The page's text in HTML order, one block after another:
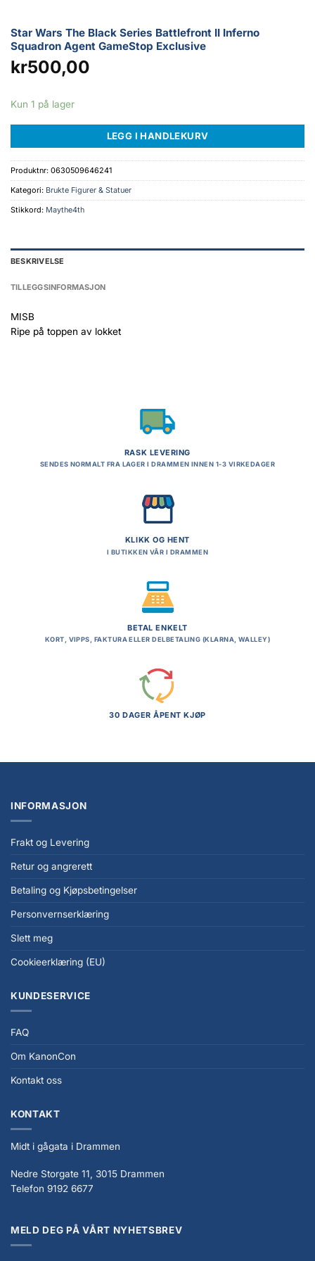
Star Wars The Black Series Battlefront II Inferno
Squadron Agent GameStop Exclusive
kr500,00
Kun 1 på lager
LEGG I HANDLEKURV
Produktnr: 0630509646241
Kategori: Brukte Figurer & Statuer
Stikkord: Maythe4th
BESKRIVELSE
TILLEGGSINFORMASJON
MISB
Ripe på toppen av lokket
RASK LEVERING
SENDES NORMALT FRA LAGER I DRAMMEN INNEN 1-3 VIRKEDAGER
KLIKK OG HENT
I BUTIKKEN VÅR I DRAMMEN
BETAL ENKELT
KORT, VIPPS, FAKTURA ELLER DELBETALING (KLARNA, WALLEY)
30 DAGER ÅPENT KJØP
INFORMASJON
Frakt og Levering
Retur og angrerett
Betaling og Kjøpsbetingelser
Personvernserklæring
Slett meg
Cookieerklæring (EU)
KUNDESERVICE
FAQ
Om KanonCon
Kontakt oss
KONTAKT
Midt i gågata i Drammen
Nedre Storgate 11, 3015 Drammen
Telefon 9192 6677
MELD DEG PÅ VÅRT NYHETSBREV